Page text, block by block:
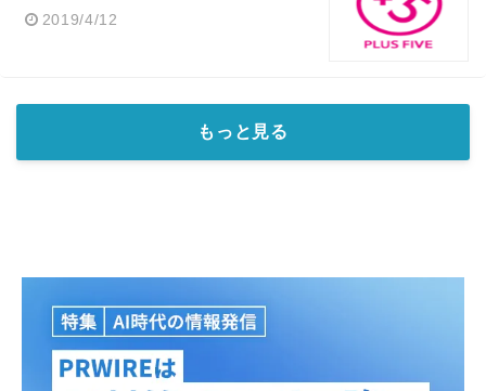
2019/4/12
もっと見る